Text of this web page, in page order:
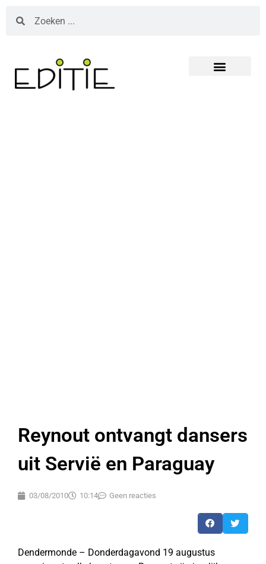
Reynout ontvangt dansers
uit Servië en Paraguay
03/08/2010 10:14 Geen reacties
Dendermonde – Donderdagavond 19 augustus